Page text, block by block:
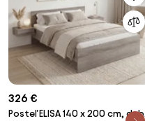
326 €
Posteľ ELISA 140 x 200 cm, dub